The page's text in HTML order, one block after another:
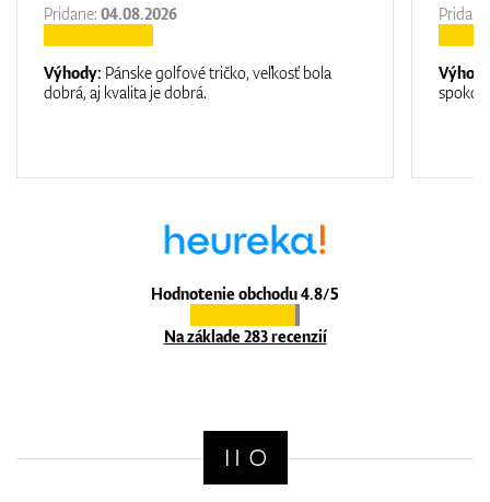
Hodnotenie obchodu 4.8/5
Na základe 283 recenzií
Pridane: 04.08.2026
Výhody: Pánske golfové tričko, veľkosť bola
dobrá, aj kvalita je dobrá.